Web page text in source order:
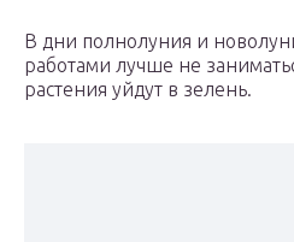
В дни полнолуния и
работами лучше не
растения уйдут в зелень.